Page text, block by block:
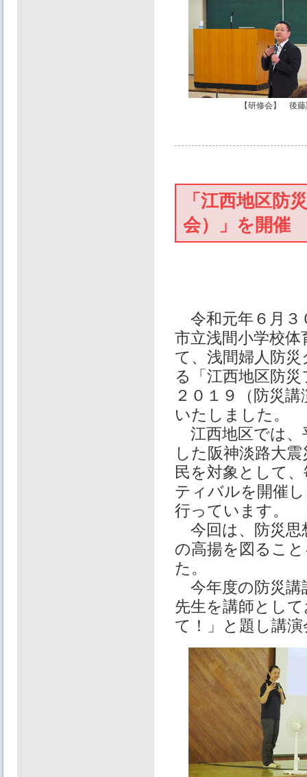
【研修会】 後
「江西地区防
会）」を開催
令和元年６月３
市立浅間小学校
て、浅間婦人防
る「江西地区防
２０１９（防災
いたしました。
江西地区では、
した阪神淡路大
民を対象として
ティバルを開催
行っています。
今回は、防災思
の高揚を図るこ
た。
今年度の防災講
先生を講師とし
て！」と題し講